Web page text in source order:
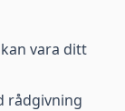
vara ditt
rådgivning